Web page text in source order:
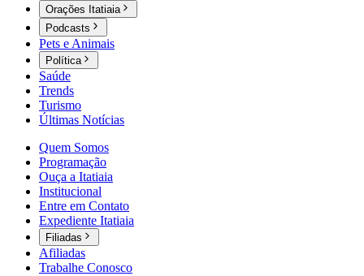
Orações Itatiaia
Podcasts
Pets e Animais
Política
Saúde
Trends
Turismo
Últimas Notícias
Quem Somos
Programação
Ouça a Itatiaia
Institucional
Entre em Contato
Expediente Itatiaia
Filiadas
Afiliadas
Trabalhe Conosco